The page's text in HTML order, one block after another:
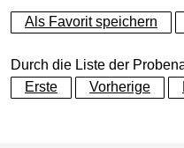
Betreiber
Ausprägung
Anionen und
Biologische
+
−
Als Favorit speichern
Durch die Liste der
Erste
Vorherige